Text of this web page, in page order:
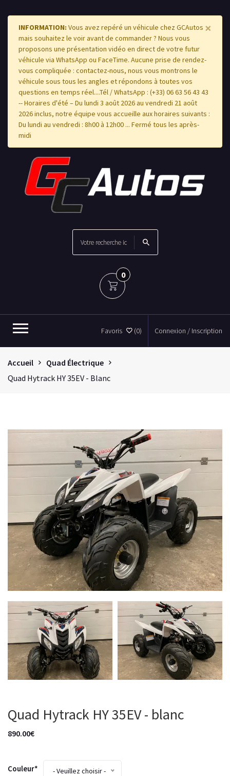
INFORMATION: Vous avez repéré un véhicule chez GCAutos
mais souhaitez le voir avant de commander ? Nous vous
proposons une présentation vidéo en direct de votre futur
véhicule via WhatsApp ou FaceTime. Aucune prise de rendez-
vous compliquée : contactez-nous, nous vous montrons le
véhicule sous tous les angles et répondons à toutes vos
questions en temps réel....Tél / WhatsApp : (+33) 06 63 56 43 43
-- Horaires d'été – Du lundi 3 août 2026 au vendredi 21 août
2026 inclus, notre équipe vous accueille aux horaires suivants :
Du lundi au vendredi : 8h00 à 12h00 ... Fermé tous les après-
midi
×
0
Favoris (0) Connexion / Inscription
Accueil
Quad Électrique
Quad Hytrack HY 35EV - Blanc
Quad Hytrack HY 35EV - blanc
890.00€
Couleur* - Veuillez choisir -